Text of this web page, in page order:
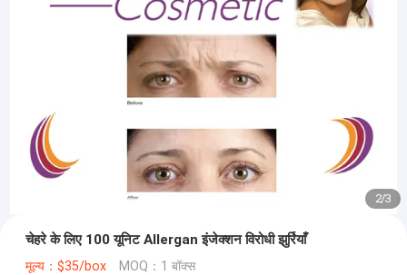
2/3
चेहरे के लिए 100 यूनिट Allergan इंजेक्शन विरोधी झुर्रियाँ
मूल्य：$35/box MOQ：1 बॉक्स